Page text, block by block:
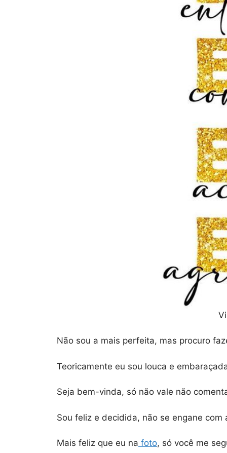
Não sou a mais perfeita, mas procuro
Teoricamente eu sou louca e
Seja bem-vinda, só não vale não
Sou feliz e decidida, não se engane com
Mais feliz que eu na foto, só você me